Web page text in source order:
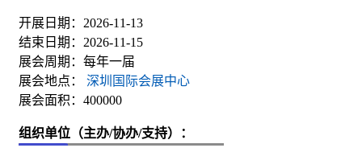
开展日期：2026-11-13
结束日期：2026-11-15
展会周期：每年一届
展会地点：
深圳国际会展中心
展会面积：400000
组织单位（主办/协办/支持）：